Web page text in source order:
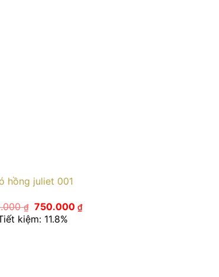
hồng juliet 001
₫ Giá
gốc
là:
750.000₫Giá
kiệm: 11.8%